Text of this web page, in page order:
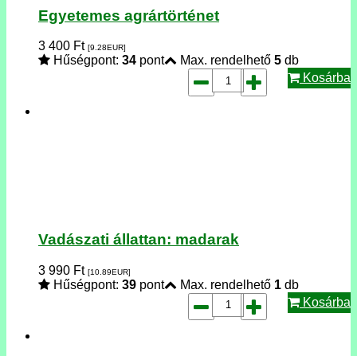
Egyetemes agrártörténet
3 400 Ft [9.28EUR]
Hűségpont: 34 pont Max. rendelhető 5 db
Kosárba
Vadászati állattan: madarak
3 990 Ft [10.89EUR]
Hűségpont: 39 pont Max. rendelhető 1 db
Kosárba